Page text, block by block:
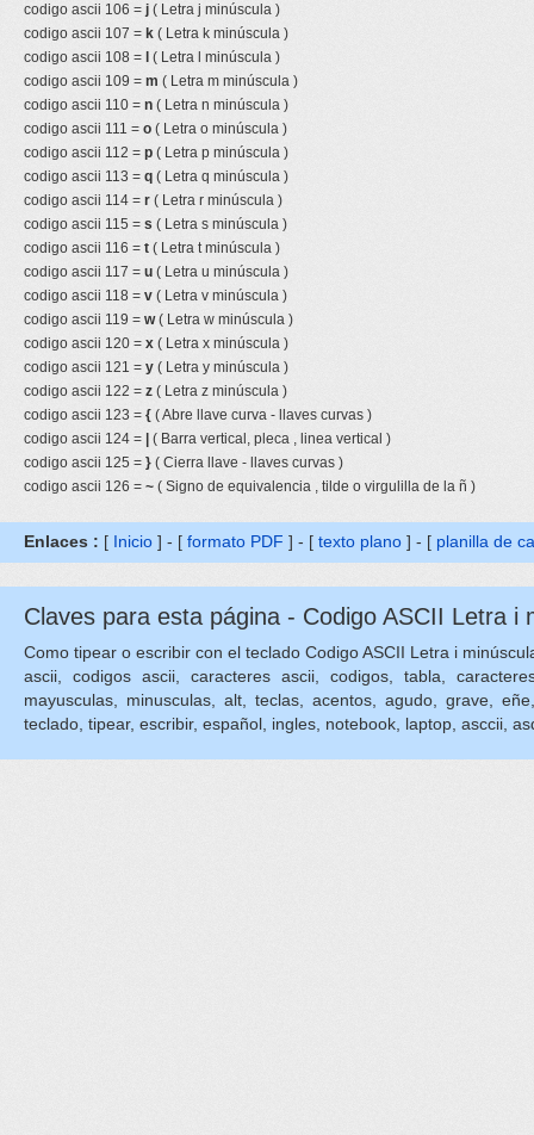
codigo ascii 106 = j ( Letra j minúscula )
codigo ascii 107 = k ( Letra k minúscula )
codigo ascii 108 =
( Letra l minúscula )
codigo ascii 109 = m ( Letra m minúscula )
codigo ascii 110 = n ( Letra n minúscula )
codigo ascii 111 = o ( Letra o minúscula )
codigo ascii 112 = p ( Letra p minúscula )
codigo ascii 113 = q ( Letra q minúscula )
codigo ascii 114 = r ( Letra r minúscula )
codigo ascii 115 = s ( Letra s minúscula )
codigo ascii 116 = t ( Letra t minúscula )
codigo ascii 117 = u ( Letra u minúscula )
codigo ascii 118 = v ( Letra v minúscula )
codigo ascii 119 = w( Letra w minúscula )
codigo ascii 120 = x ( Letra x minúscula )
codigo ascii 121 = y ( Letra y minúscula )
codigo ascii 122 = z ( Letra z minúscula )
codigo ascii 123 = { ( Abre llave curva - llaves curvas )
codigo ascii 124 =
( Barra vertical, pleca , linea vertical )
codigo ascii 125 = } ( Cierra llave - llaves curvas )
codigo ascii 126 = ~ ( Signo de equivalencia , tilde o virgulilla de la ñ )
Enlaces : [ Inicio ] - [ formato PDF ] - [ texto plano ] - [ planilla de
Claves para esta página - Codigo ASCII Letra i
Como tipear o escribir con el teclado Codigo ASCII Letra i
ascii, codigos ascii, caracteres ascii, codigos, tabla,
mayusculas, minusculas, alt, teclas, acentos, agudo, grave,
teclado, tipear, escribir, español, ingles, notebook, laptop, asccii,